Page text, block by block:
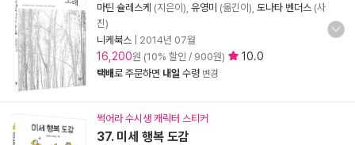
마틴 슐레스케 (지은이), 유영미 (옮긴이), 도나타 벤더스 (사
진)
니케북스
2014년 07월
16,200원 (10% 할인 / 900원) 10.0
택배로 주문하면 내일 수령 변경
썩어라 수시생 캐릭터 스티커
37. 미세 행복 도감